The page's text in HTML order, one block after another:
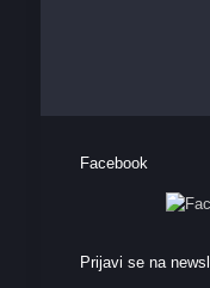
Facebook
Prijavi se na